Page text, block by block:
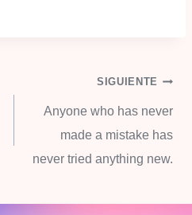
SIGUIENTE
Anyone who has never
made a mistake has
never tried anything new.